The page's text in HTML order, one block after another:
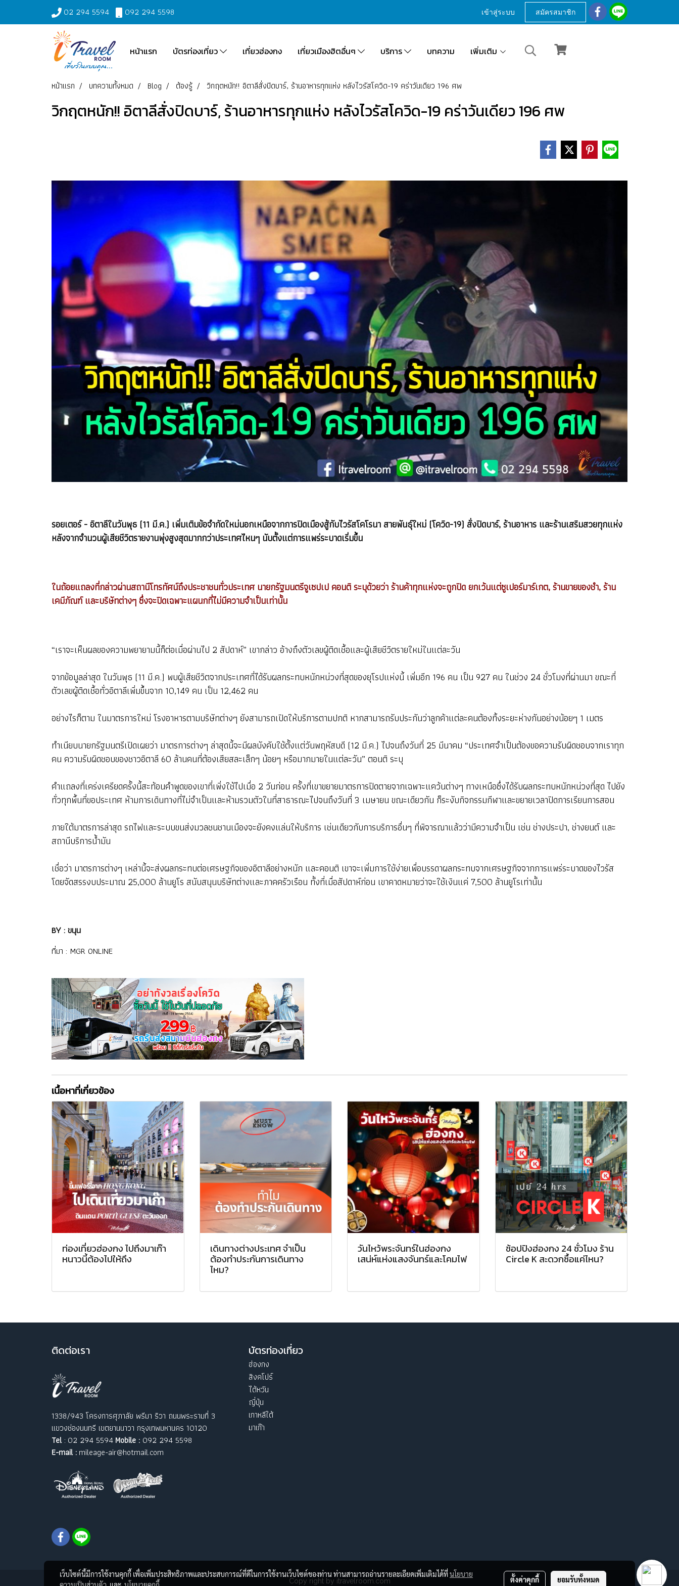
02 294 5594 092 294 5598 เข้าสู่ระบบ สมัครสมาชิก
หน้าแรก บัตรท่องเที่ยว เที่ยวฮ่องกง เที่ยวเมืองฮิตอื่นๆ บริการ บทความ เพิ่มเติม
หน้าแรก บทความทั้งหมด Blog ต้องรู้ วิกฤตหนัก!! อิตาลีสั่งปิดบาร์, ร้านอาหารทุกแห่ง หลังไวรัสโควิด-19 คร่าวันเดียว 196 ศพ
วิกฤตหนัก!! อิตาลีสั่งปิดบาร์, ร้านอาหารทุกแห่ง หลังไวรัสโควิด-19 คร่าวันเดียว 196 ศพ
รอยเตอร์ - อิตาลีในวันพุธ (11 มี.ค.) เพิ่มเติมข้อจำกัดใหม่นอกเหนือจากการปิดเมืองสู้กับไวรัสโคโรนา สายพันธุ์ใหม่ (โควิด-19) สั่งปิดบาร์, ร้านอาหาร และร้านเสริมสวยทุกแห่ง
หลังจากจำนวนผู้เสียชีวิตรายงานพุ่งสูงสุดมากกว่าประเทศไหนๆ นับตั้งแต่การแพร่ระบาดเริ่มขึ้น
ในถ้อยแถลงที่กล่าวผ่านสถานีโทรทัศน์ถึงประชาชนทั่วประเทศ นายกรัฐมนตรีจูเซปเป คอนติ ระบุด้วยว่าร้านค้าทุกแห่งจะถูกปิด ยกเว้นแต่ซูเปอร์มาร์เกต, ร้านขายของชำ, ร้าน
เคมีภัณฑ์ และบริษัทต่างๆ ซึ่งจะปิดเฉพาะแผนกที่ไม่มีความจำเป็นเท่านั้น
“เราจะเห็นผลของความพยายามนี้ก็ต่อเมื่อผ่านไป 2 สัปดาห์” เขากล่าว อ้างถึงตัวเลขผู้ติดเชื้อและผู้เสียชีวิตรายใหม่ในแต่ละวัน
จากข้อมูลล่าสุด ในวันพุธ (11 มี.ค.) พบผู้เสียชีวิตจากประเทศที่ได้รับผลกระทบหนักหน่วงที่สุดของยุโรปแห่งนี้ เพิ่มอีก 196 คน เป็น 927 คน ในช่วง 24 ชั่วโมงที่ผ่านมา ขณะที่
ตัวเลขผู้ติดเชื้อทั่วอิตาลีเพิ่มขึ้นจาก 10,149 คน เป็น 12,462 คน
อย่างไรก็ตาม ในมาตรการใหม่ โรงอาหารตามบริษัทต่างๆ ยังสามารถเปิดให้บริการตามปกติ หากสามารถรับประกันว่าลูกค้าแต่ละคนต้องทิ้งระยะห่างกันอย่างน้อยๆ 1 เมตร
ทำเนียบนายกรัฐมนตรีเปิดเผยว่า มาตรการต่างๆ ล่าสุดนี้จะมีผลบังคับใช้ตั้งแต่วันพฤหัสบดี (12 มี.ค.) ไปจนถึงวันที่ 25 มีนาคม “ประเทศจำเป็นต้องขอความรับผิดชอบจากเราทุก
คน ความรับผิดชอบของชาวอิตาลี 60 ล้านคนที่ต้องเสียสละเล็กๆ น้อยๆ หรือมากมายในแต่ละวัน” ตอนติ ระบุ
คำแถลงที่เคร่งเครียดครั้งนี้สะท้อนคำพูดของเขาที่เพิ่งใช้ไปเมื่อ 2 วันก่อน ครั้งที่เขาขยายมาตรการปิดตายจากเฉพาะแคว้นต่างๆ ทางเหนือซึ่งได้รับผลกระทบหนักหน่วงที่สุด ไปยัง
ทั่วทุกพื้นที่ขอประเทศ ห้ามการเดินทางที่ไม่จำเป็นและห้ามรวมตัวในที่สาธารณะไปจนถึงวันที่ 3 เมษายน ขณะเดียวกัน ก็ระงับกิจกรรมกีฬาและขยายเวลาปิดการเรียนการสอน
ภายใต้มาตรการล่าสุด รถไฟและระบบขนส่งมวลชนชานเมืองจะยังคงแล่นให้บริการ เช่นเดียวกับการบริการอื่นๆ ที่พิจารณาแล้วว่ามีความจำเป็น เช่น ช่างประปา, ช่างยนต์ และ
สถานีบริการน้ำมัน
เชื่อว่า มาตรการต่างๆ เหล่านี้จะส่งผลกระทบต่อเศรษฐกิจของอิตาลีอย่างหนัก และคอนติ เขาจะเพิ่มการใช้ง่ายเพื่อบรรดาผลกระทบจากเศรษฐกิจจากการแพร่ระบาดของไวรัส
โดยจัดสรรงบประมาณ 25,000 ล้านยูโร สนับสนุนบริษัทต่างและภาคครัวเรือน ทั้งที่เมื่อสัปดาห์ก่อน เขาคาดหมายว่าจะใช้เงินแค่ 7,500 ล้านยูโรเท่านั้น
BY : ขนุน
ที่มา : MGR ONLINE
เนื้อหาที่เกี่ยวข้อง
ท่องเที่ยวฮ่องกง ไปถึงมาเก๊า
หนาวนี้ต้องไปให้ถึง
เดินทางต่างประเทศ จำเป็น
ต้องทำประกันการเดินทาง
ไหม?
วันไหว้พระจันทร์ในฮ่องกง
เสน่ห์แห่งแสงจันทร์และโคมไฟ
ช้อปปิงฮ่องกง 24 ชั่วโมง ร้าน
Circle K สะดวกซื้อแค่ไหน?
ติดต่อเรา
1338/943 โครงการศุภาลัย พรีมา ริวา ถนนพระรามที่ 3
แขวงช่องนนทรี เขตยานนาวา กรุงเทพมหานคร 10120
Tel: 02 294 5594 Mobile : 092 294 5598
E-mail : mileage-air@hotmail.com
บัตรท่องเที่ยว
ฮ่องกง
สิงคโปร์
ไต้หวัน
ญี่ปุ่น
เกาหลีใต้
มาเก๊า
Copy right by itravelroom.com
เว็บไซต์นี้มีการใช้งานคุกกี้ เพื่อเพิ่มประสิทธิภาพและประสบการณ์ที่ดีในการใช้งานเว็บไซต์ของท่าน ท่านสามารถอ่านรายละเอียดเพิ่มเติมได้ที่นโยบาย
ตั้งค่าคุกกี้ ยอมรับทั้งหมด